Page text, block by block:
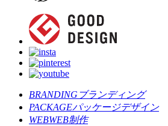
BRANDING ブランディング
PACKAGEパッケージデザイン
WEBWEB制作